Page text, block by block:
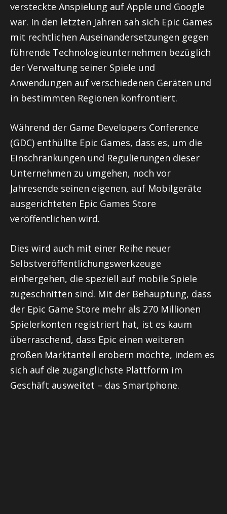
versteckte Anspielung auf Apple und Google
war. In den letzten Jahren sah sich Epic Games
mit rechtlichen Auseinandersetzungen gegen
führende Technologieunternehmen bezüglich
der Verwaltung seiner Spiele und
Anwendungen auf verschiedenen Geräten und
in bestimmten Regionen konfrontiert.
Während der Game Developers Conference
(GDC) enthüllte Epic Games, dass es, um die
Einschränkungen und Regulierungen dieser
Unternehmen zu umgehen, noch vor
Jahresende seinen eigenen, auf Mobilgeräte
ausgerichteten Epic Games Store
veröffentlichen wird.
Dies wird auch mit einer Reihe neuer
Selbstveröffentlichungswerkzeuge
einhergehen, die speziell auf mobile Spiele
zugeschnitten sind. Mit der Behauptung, dass
der Epic Game Store mehr als 270 Millionen
Spielerkonten registriert hat, ist es kaum
überraschend, dass Epic einen weiteren
großen Marktanteil erobern möchte, indem es
sich auf die zugänglichste Plattform im
Geschäft ausweitet – das Smartphone.